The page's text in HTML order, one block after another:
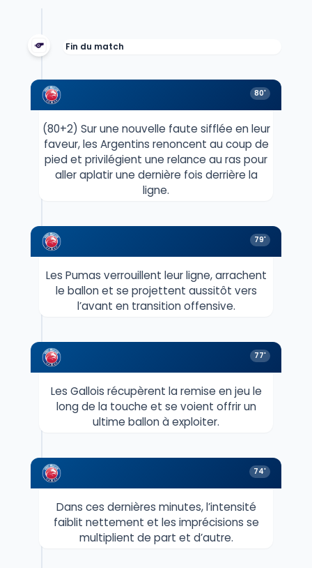
Fin du match
80'
(80+2) Sur une nouvelle faute sifflée en leur
faveur, les Argentins renoncent au coup de
pied et privilégient une relance au ras pour
aller aplatir une dernière fois derrière la
ligne.
79'
Les Pumas verrouillent leur ligne, arrachent
le ballon et se projettent aussitôt vers
l’avant en transition offensive.
77'
Les Gallois récupèrent la remise en jeu le
long de la touche et se voient offrir un
ultime ballon à exploiter.
74'
Dans ces dernières minutes, l’intensité
faiblit nettement et les imprécisions se
multiplient de part et d’autre.